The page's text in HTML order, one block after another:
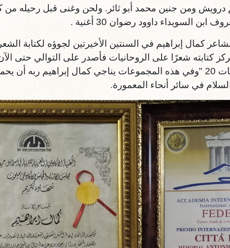
ومن جنين محمد أبو ثائر. ولحن وغنى قبل رحيله من
السويداء داوود رضوان 30 أغنية .
كمال إبراهيم في السنتين الأخيرتين لجوؤه لكتابة
من "روحانيات 1" إلى " روحانيات 20 "وفي هذه المجموعات يناجي كمال إبراهيم
في سائر أنحاء المعمورة.